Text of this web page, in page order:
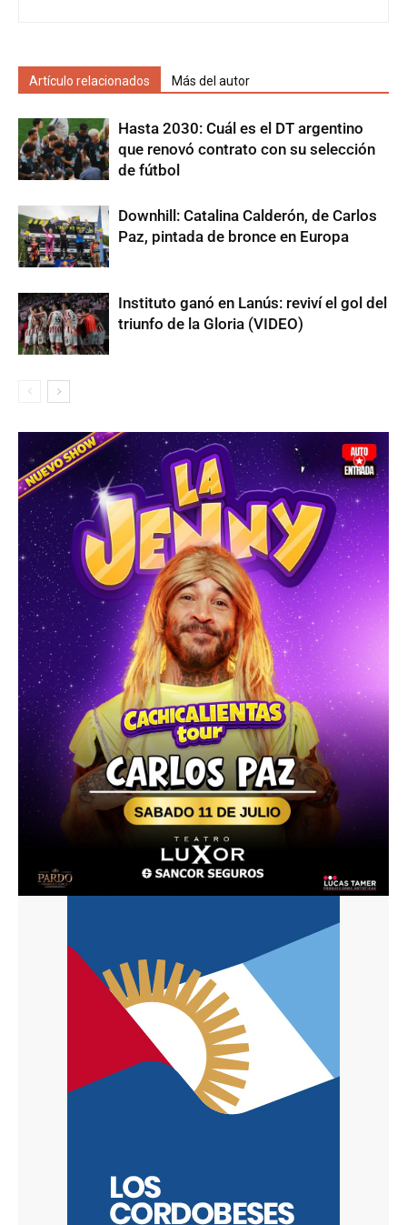
Artículo relacionados Más del autor
Hasta 2030: Cuál es el DT argentino
que renovó contrato con su selección
de fútbol
Downhill: Catalina Calderón, de Carlos
Paz, pintada de bronce en Europa
Instituto ganó en Lanús: reviví el gol del
triunfo de la Gloria (VIDEO)